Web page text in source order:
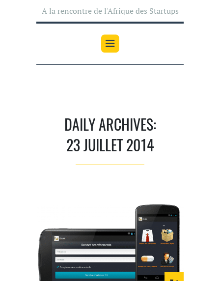
A la rencontre de l'Afrique des Startups
DAILY ARCHIVES:
23 JUILLET 2014